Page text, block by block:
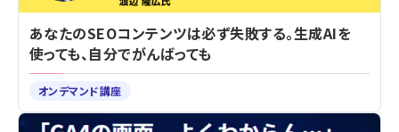
あなたのSEOコンテンツは必ず失敗する。生成AIを
使っても、自分でがんばっても
オンデマンド講座